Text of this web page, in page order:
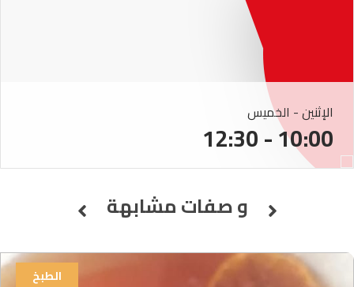
الإثنين - الخميس
10:00 - 12:30
و صفات مشابهة
الطبخ